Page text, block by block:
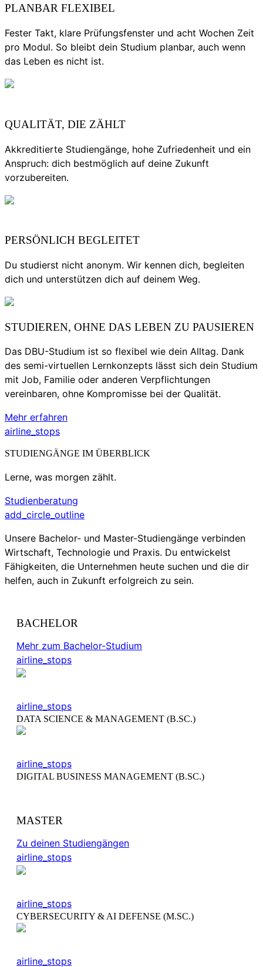
PLANBAR FLEXIBEL
Fester Takt, klare Prüfungsfenster und acht Wochen Zeit
pro Modul. So bleibt dein Studium planbar, auch wenn
das Leben es nicht ist.
QUALITÄT, DIE ZÄHLT
Akkreditierte Studiengänge, hohe Zufriedenheit und ein
Anspruch: dich bestmöglich auf deine Zukunft
vorzubereiten.
PERSÖNLICH BEGLEITET
Du studierst nicht anonym. Wir kennen dich, begleiten
dich und unterstützen dich auf deinem Weg.
STUDIEREN, OHNE DAS LEBEN ZU PAUSIEREN
Das DBU-Studium ist so flexibel wie dein Alltag. Dank
des semi-virtuellen Lernkonzepts lässt sich dein Studium
mit Job, Familie oder anderen Verpflichtungen
vereinbaren, ohne Kompromisse bei der Qualität.
Mehr erfahren
airline_stops
STUDIENGÄNGE IM ÜBERBLICK
Lerne, was morgen zählt.
Studienberatung
add_circle_outline
Unsere Bachelor- und Master-Studiengänge verbinden
Wirtschaft, Technologie und Praxis. Du entwickelst
Fähigkeiten, die Unternehmen heute suchen und die dir
helfen, auch in Zukunft erfolgreich zu sein.
BACHELOR
Mehr zum Bachelor-Studium
airline_stops
airline_stops
DATA SCIENCE & MANAGEMENT (B.SC.)
airline_stops
DIGITAL BUSINESS MANAGEMENT (B.SC.)
MASTER
Zu deinen Studiengängen
airline_stops
airline_stops
CYBERSECURITY & AI DEFENSE (M.SC.)
airline_stops